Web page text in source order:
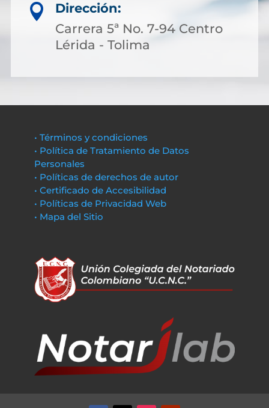

Dirección:
Carrera 5ª No. 7-94 Centro
Lérida - Tolima
• Términos y condiciones
• Política de Tratamiento de Datos
Personales
• Políticas de derechos de autor
• Certificado de Accesibilidad
• Políticas de Privacidad Web
• Mapa del Sitio